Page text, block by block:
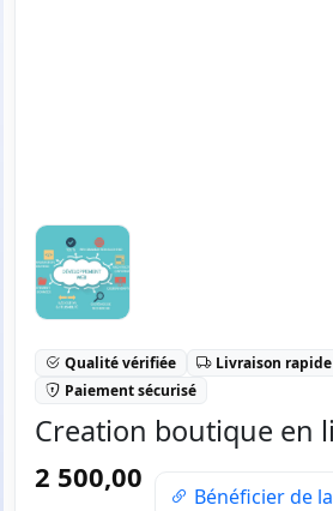
Qualité vérifiée
Livraison rapide
Paiement sécurisé
Creation boutique en
2 500,00
Bénéficier de